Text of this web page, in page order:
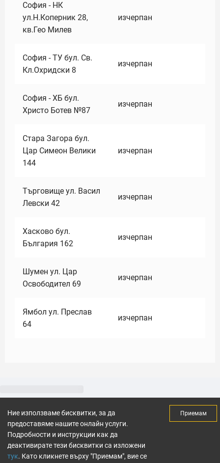
София - НК
ул.Н.Коперник 28,
кв.Гео Милев
изчерпан
София - ТУ бул. Св.
Кл.Охридски 8
изчерпан
София - ХБ бул.
Христо Ботев №87
изчерпан
Стара Загора бул.
Цар Симеон Велики
144
изчерпан
Търговище ул. Васил
Левски 42
изчерпан
Хасково бул.
България 162
изчерпан
Шумен ул. Цар
Освободител 69
изчерпан
Ямбол ул. Преслав
64
изчерпан
Ние използваме бисквитки, за да
предоставяме нашите онлайн услуги.
Подробности и инструкции как да
деактивирате тези бисквитки са изложени
тук. Като кликнете върху "Приемам", вие се
Приемам